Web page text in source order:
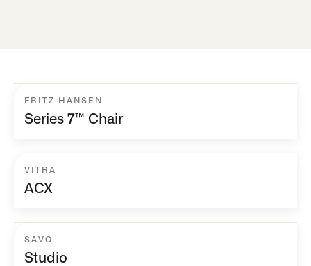
FRITZ HANSEN
Series 7™ Chair
VITRA
ACX
SAVO
Studio